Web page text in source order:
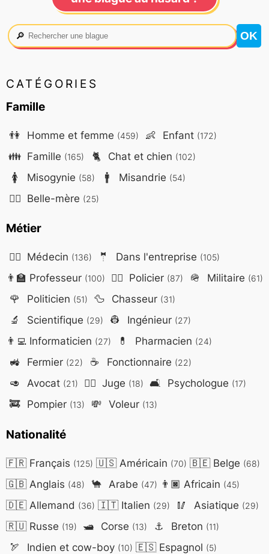
🔎
CATÉGORIES
Famille
👫 Homme et femme (459) 👶 Enfant (172)
👪 Famille (165) 🐈 Chat et chien (102)
🚺 Misogynie (58) 🚹 Misandrie (54)
🤷‍♀️ Belle-mère (25)
Métier
👨‍⚕️ Médecin (136) 🤵 Dans l'entreprise (105)
👨‍🏫 Professeur (100) 👮‍♂️ Policier (87) 🪖 Militaire (61)
🌹 Politicien (51) 🦆 Chasseur (31)
🔬 Scientifique (29) 👷 Ingénieur (27)
👨‍💻Informaticien (27) 💊 Pharmacien (24)
🚜 Fermier (22) ☕ Fonctionnaire (22)
🥑 Avocat (21) 👨‍⚖️ Juge (18) 🛋️ Psychologue (17)
🚒 Pompier (13) 💸 Voleur (13)
Nationalité
🇫🇷Français (125) 🇺🇸Américain (70) 🇧🇪Belge (68)
🇬🇧Anglais (48) 🐪 Arabe (47) 👨🏿 Africain (45)
🇩🇪Allemand (36) 🇮🇹Italien (29) 🥢 Asiatique (29)
🇷🇺Russe (19) 🛥️ Corse (13) ⚓ Breton (11)
🏹 Indien et cow-boy (10) 🇪🇸Espagnol (5)